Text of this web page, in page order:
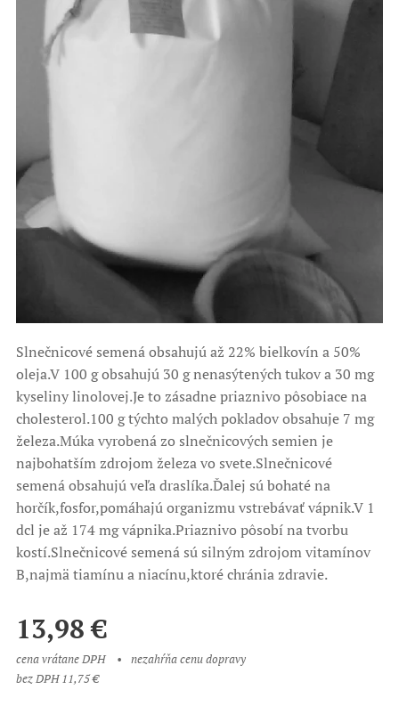
Slnečnicové semená obsahujú až 22% bielkovín a 50%
oleja.V 100 g obsahujú 30 g nenasýtených tukov a 30 mg
kyseliny linolovej.Je to zásadne priaznivo pôsobiace na
cholesterol.100 g týchto malých pokladov obsahuje 7 mg
železa.Múka vyrobená zo slnečnicových semien je
najbohatším zdrojom železa vo svete.Slnečnicové
semená obsahujú veľa draslíka.Ďalej sú bohaté na
horčík,fosfor,pomáhajú organizmu vstrebávať vápnik.V 1
dcl je až 174 mg vápnika.Priaznivo pôsobí na tvorbu
kostí.Slnečnicové semená sú silným zdrojom vitamínov
B,najmä tiamínu a niacínu,ktoré chránia zdravie.
13,98€
cena vrátane DPH
nezahŕňa cenu dopravy
bez DPH 11,75 €